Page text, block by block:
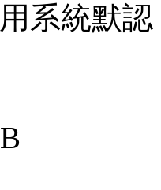
系統默認